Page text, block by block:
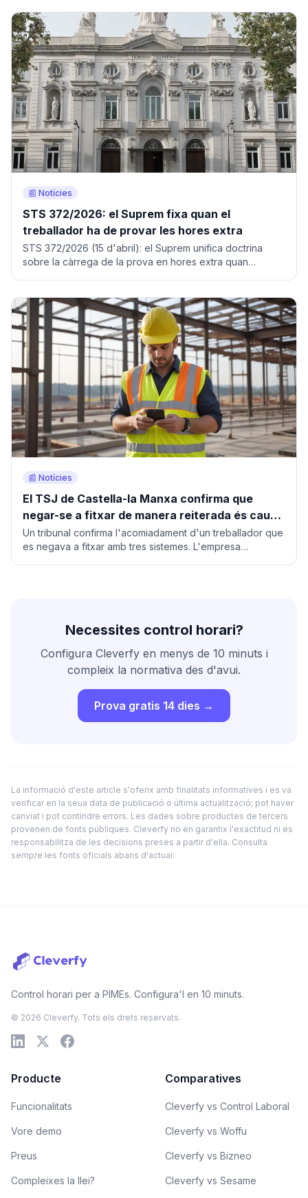
📰 Notícies
STS 372/2026: el Suprem fixa quan el
treballador ha de provar les hores extra
STS 372/2026 (15 d'abril): el Suprem unifica doctrina
sobre la càrrega de la prova en hores extra quan
📰 Notícies
El TSJ de Castella-la Manxa confirma que
negar-se a fitxar de manera reiterada és causa
d'acomiadament procedent
Un tribunal confirma l'acomiadament d'un treballador que
es negava a fitxar amb tres sistemes. L'empresa
Necessites control horari?
Configura Cleverfy en menys de 10 minuts i
compleix la normativa des d'avui.
Prova gratis 14 dies →
La informació d'este article s'oferix amb finalitats informatives i es va
verificar en la seua data de publicació o última actualització; pot haver
canviat i pot contindre errors. Les dades sobre productes de tercers
provenen de fonts públiques. Cleverfy no en garantix l'exactitud ni es
responsabilitza de les decisions preses a partir d'ella. Consulta
sempre les fonts oficials abans d'actuar.
Control horari per a PIMEs. Configura'l en 10 minuts.
© 2026 Cleverfy. Tots els drets reservats.
Producte
Funcionalitats
Vore demo
Preus
Compleixes la llei?
Comparatives
Cleverfy vs Control Laboral
Cleverfy vs Woffu
Cleverfy vs Bizneo
Cleverfy vs Sesame